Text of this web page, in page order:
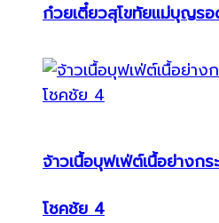
ก๋วยเตี๋ยวสุโขทัยแม่บุญร
จ้าวเนื้อบุฟเฟ่ต์เนื้อย่างก
โชคชัย 4